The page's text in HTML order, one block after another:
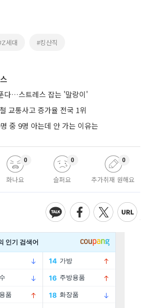
세대 #킹산직
다…스트레스 잡는 '말랑이'
교통사고 증가율 전국 1위
중 9명 아는데 안 가는 이유는
화나요
0
슬퍼요
0
추가취재 원해요
0